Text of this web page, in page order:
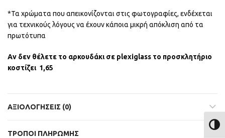
*Τα χρώματα που απεικονίζονται στις φωτογραφίες, ενδέχεται
για τεχνικούς λόγους να έχουν κάποια μικρή απόκλιση από τα
πρωτότυπα
Αν δεν θέλετε το αρκουδάκι σε plexiglass το προσκλητήριο
κοστίζει 1,65
ΑΞΙΟΛΟΓΉΣΕΙΣ (0)
ΤΡΟΠΟΙ ΠΛΗΡΩΜΗΣ